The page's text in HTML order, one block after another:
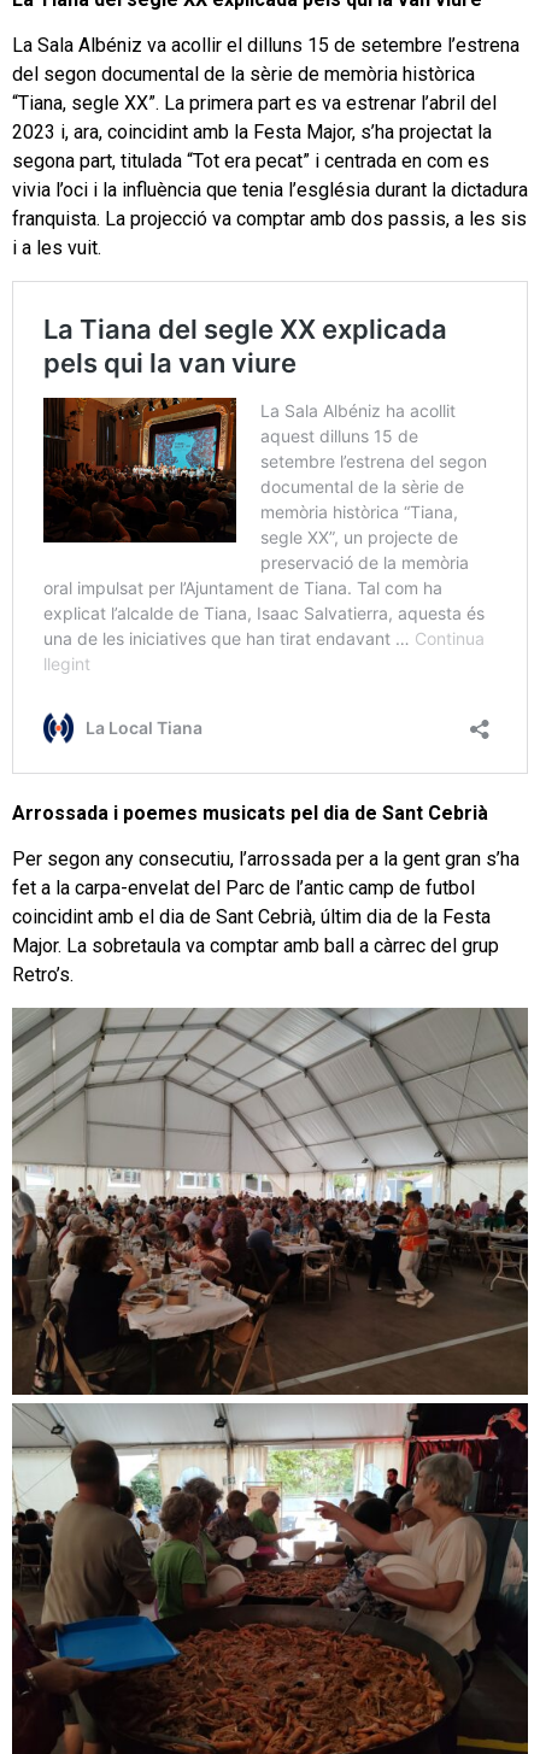
La Sala Albéniz va acollir el dilluns 15 de setembre l’estrena
del segon documental de la sèrie de memòria històrica
“Tiana, segle XX”. La primera part es va estrenar l’abril del
2023 i, ara, coincidint amb la Festa Major, s’ha projectat la
segona part, titulada “Tot era pecat” i centrada en com es
vivia l’oci i la influència que tenia l’església durant la dictadura
franquista. La projecció va comptar amb dos passis, a les sis
i a les vuit.
Arrossada i poemes musicats pel dia de Sant Cebrià
Per segon any consecutiu, l’arrossada per a la gent gran s’ha
fet a la carpa-envelat del Parc de l’antic camp de futbol
coincidint amb el dia de Sant Cebrià, últim dia de la Festa
Major. La sobretaula va comptar amb ball a càrrec del grup
Retro’s.